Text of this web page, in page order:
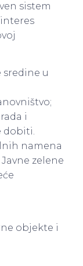
sistem
u
i
dobiti.
namena
zelene
objekte i